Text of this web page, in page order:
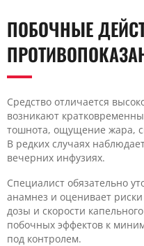
ПОБОЧНЫЕ
Средство отличается
возникают
тошнота, ощущение жара,
В редких случаях
вечерних инфузиях.
Специалист обязательно
анамнез и оценивает
дозы и скорости
побочных эффектов к
под контролем.